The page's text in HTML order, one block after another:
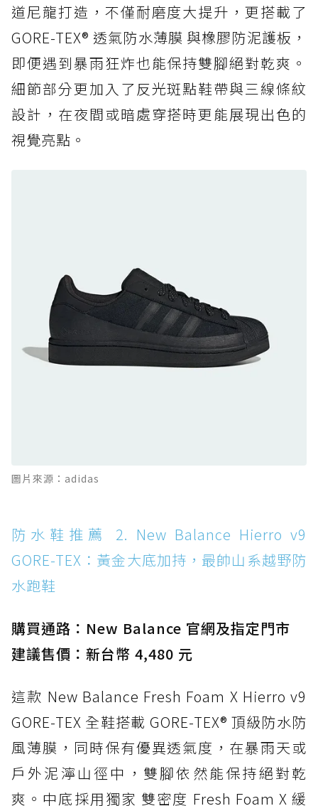
防水鞋推薦 6. HOKA Stinson Evo GTX：越野
復刻厚底，GORE-TEX 防水與增高神器一次滿
黃靴同級頂級防水，輕量化工裝健走鞋雨天必備
防水鞋推薦 7. Timberland Motion Access：
黃靴同級頂級防水，輕量化工裝健走鞋雨天必備
防水鞋推薦 10. PUMA Voyage NITRO™ 4
GORE-TEX：氮氣中底注入，回彈與防滑兼具的
全天候越野跑鞋
防水鞋推薦 11. On Cloudhorizon 2 WP：腳
感軟彈、搭載 Missiongrip™ 的防水輕越野鞋
Boot：馬汀首款雨靴登場，經典八孔加上全防
防水鞋推薦 14. SKECHERS BADGER
WATERPROOF：一踩即穿懶人神器！搭載固特
異大底與全防水厚底健走鞋
防水鞋推薦 15. Brooks Cascadia 19 GTX：注
道尼龍打造，不僅耐磨度大提升，更搭載了
GORE-TEX® 透氣防水薄膜 與橡膠防泥護板，
即便遇到暴雨狂炸也能保持雙腳絕對乾爽。
細節部分更加入了反光斑點鞋帶與三線條紋
設計，在夜間或暗處穿搭時更能展現出色的
視覺亮點。
圖片來源：adidas
防水鞋推薦 2. New Balance Hierro v9
GORE-TEX：黃金大底加持，最帥山系越野防
水跑鞋
購買通路：New Balance 官網及指定門市
建議售價：新台幣 4,480 元
這款 New Balance Fresh Foam X Hierro v9
GORE-TEX 全鞋搭載 GORE-TEX® 頂級防水防
風薄膜，同時保有優異透氣度，在暴雨天或
戶外泥濘山徑中，雙腳依然能保持絕對乾
爽。中底採用獨家 雙密度 Fresh Foam X 緩